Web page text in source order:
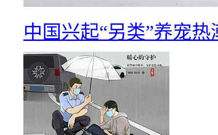
中国兴起“另类”养宠